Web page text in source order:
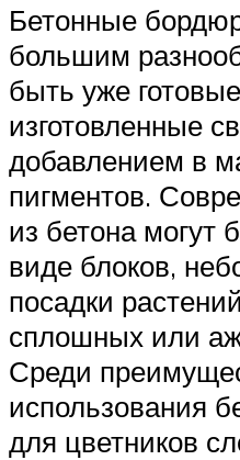
Бетонные
большим
быть уже
изготовленные
добавлением в
пигментов.
из бетона могут
виде блоков,
посадки
сплошных или
Среди
использования
для цветников